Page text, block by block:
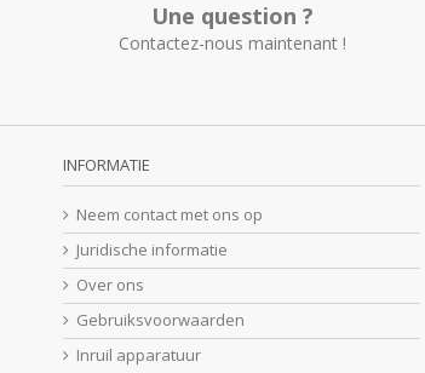
Une question ?
Contactez-nous maintenant !
INFORMATIE
Neem contact met ons op
Juridische informatie
Over ons
Gebruiksvoorwaarden
Inruil apparatuur